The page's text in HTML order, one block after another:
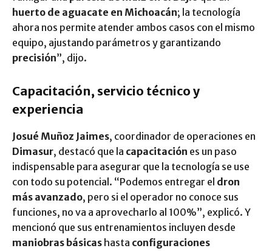
huerto de aguacate en Michoacán; la tecnología
ahora nos permite atender ambos casos con el mismo
equipo, ajustando parámetros y garantizando
precisión”, dijo.
Capacitación, servicio técnico y
experiencia
Josué Muñoz Jaimes, coordinador de operaciones en
Dimasur, destacó que la capacitación es un paso
indispensable para asegurar que la tecnología se use
con todo su potencial. “Podemos entregar el dron
más avanzado, pero si el operador no conoce sus
funciones, no va a aprovecharlo al 100%”, explicó. Y
mencionó que sus entrenamientos incluyen desde
maniobras básicas hasta configuraciones